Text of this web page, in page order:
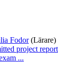
Fodor(Lärare)
project
...